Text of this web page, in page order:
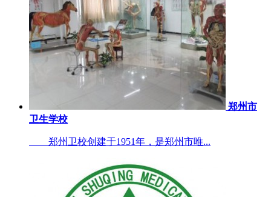
郑州市
卫生学校
郑州卫校创建于1951年，是郑州市唯...